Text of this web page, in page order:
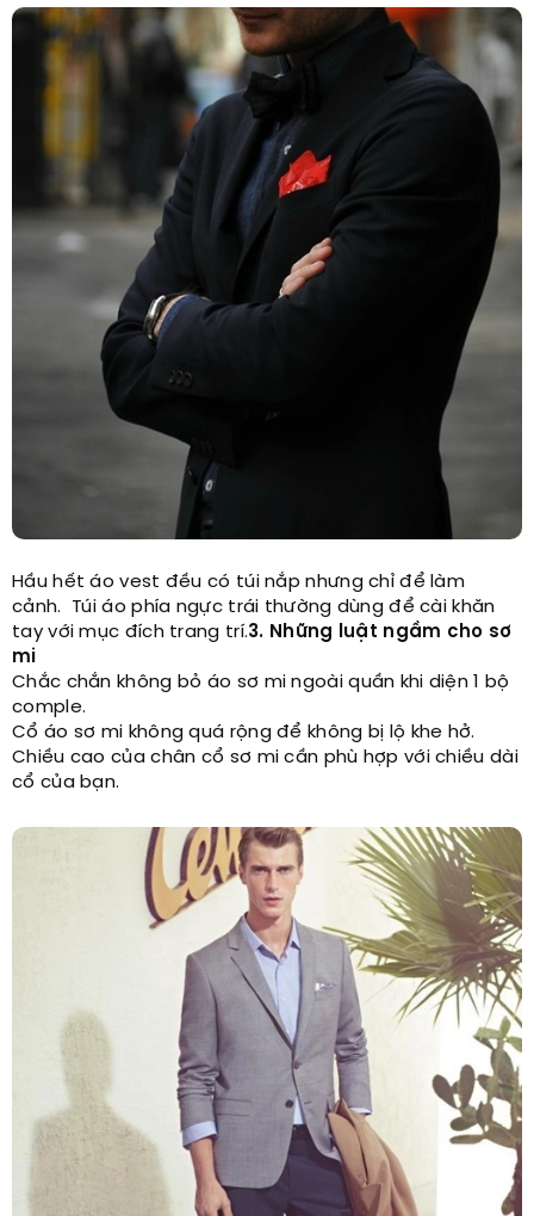
Hầu hết áo vest đều có túi nắp nhưng chỉ để làm
cảnh. Túi áo phía ngực trái thường dùng để cài khăn
tay với mục đích trang trí.3. Những luật ngầm cho sơ
mi
Chắc chắn không bỏ áo sơ mi ngoài quần khi diện 1 bộ
comple.
Cổ áo sơ mi không quá rộng để không bị lộ khe hở.
Chiều cao của chân cổ sơ mi cần phù hợp với chiều dài
cổ của bạn.